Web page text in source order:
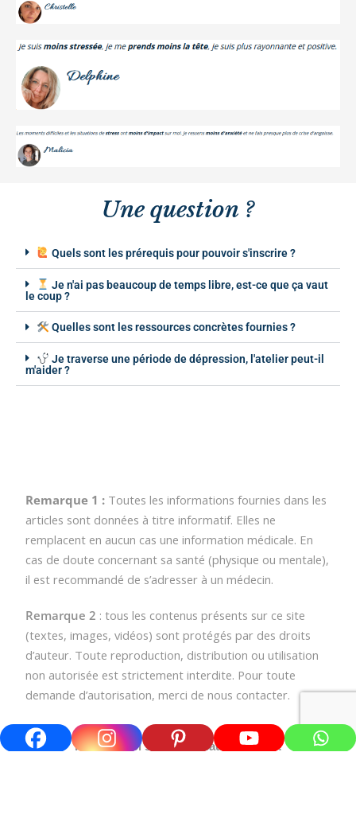
Une question ?
Quels sont les prérequis pour pouvoir s'inscrire ?
Je n'ai pas beaucoup de temps libre, est-ce que ça vaut
le coup ?
Quelles sont les ressources concrètes fournies ?
Je traverse une période de dépression, l'atelier peut-il
m'aider ?
Remarque 1 : Toutes les informations fournies dans les
articles sont données à titre informatif. Elles ne
remplacent en aucun cas une information médicale. En
cas de doute concernant sa santé (physique ou mentale),
il est recommandé de s’adresser à un médecin.
Remarque 2 : tous les contenus présents sur ce site
(textes, images, vidéos) sont protégés par des droits
d’auteur. Toute reproduction, distribution ou utilisation
non autorisée est strictement interdite. Pour toute
demande d’autorisation, merci de nous contacter.
Rejoins-moi sur les réseaux sociaux !